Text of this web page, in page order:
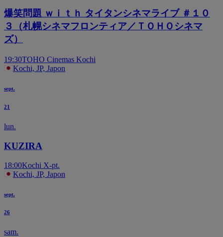
爆笑問題 ｗｉｔｈ タイタンシネマライブ ＃１０
３（札幌シネマフロンティア／ＴＯＨＯシネマ
ズ）
19:30TOHO Cinemas Kochi
Kochi, JP, Japon
sept.
21
lun.
KUZIRA
18:00Kochi X-pt.
Kochi, JP, Japon
sept.
26
sam.